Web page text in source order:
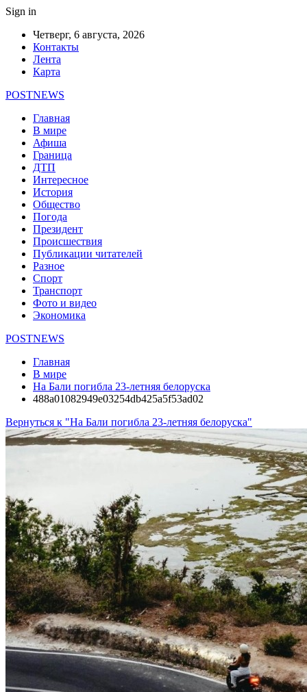
Sign in
Четверг, 6 августа, 2026
Контакты
Лента
Карта
POSTNEWS
Главная
В мире
Афиша
Граница
ДТП
Интересное
История
Общество
Погода
Президент
Происшествия
Публикации читателей
Разное
Спорт
Транспорт
Фото и видео
Экономика
POSTNEWS
Главная
В мире
На Бали погибла 23-летняя белоруска
488a01082949e03254db425a5f53ad02
Вернуться к "На Бали погибла 23-летняя белоруска"